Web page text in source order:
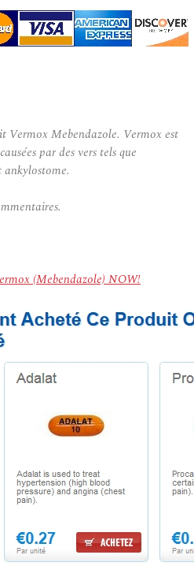
Vermox Mebendazole. Vermox est
par des vers tels que
ankylostome.
(Mebendazole) NOW!